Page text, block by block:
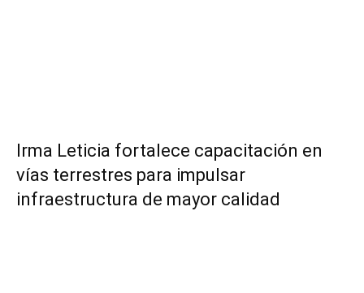
Irma Leticia fortalece capacitación en
vías terrestres para impulsar
infraestructura de mayor calidad